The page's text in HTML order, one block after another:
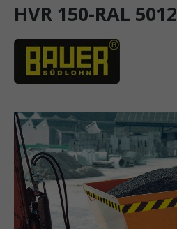
HVR 150-RAL 5012